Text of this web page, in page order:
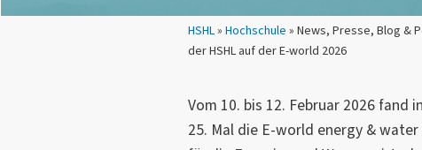
Sie sind hier:
HSHL» Hochschule » News, Presse, Blog &
der HSHL auf der E-world 2026
Vom 10. bis 12. Februar 2026 fand
25. Mal die E-world energy &